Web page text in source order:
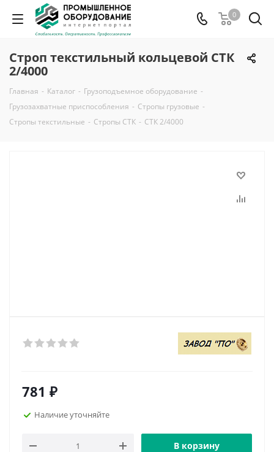
0
Строп текстильный кольцевой СТК
2/4000
Главная - Каталог - Грузоподъемное оборудование -
Грузозахватные приспособления - Стропы грузовые -
Стропы текстильные - Стропы СТК - СТК 2/4000
781 ₽
Наличие уточняйте
В корзину